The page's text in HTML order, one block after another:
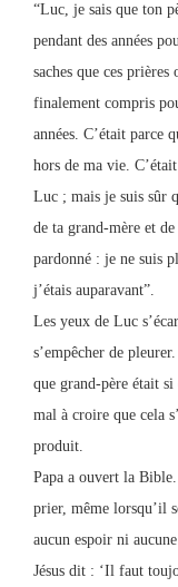
“Luc, je sais que ton
pendant des années
saches que ces prières
finalement compris
années. C’était parce
hors de ma vie.
Luc ; mais je suis sûr
de ta grand-mère et
pardonné : je ne suis
j’étais auparavant”.
Les yeux de Luc
s’empêcher de
que grand-père était
mal à croire que cela
produit.
Papa a ouvert la
prier, même lorsqu’il
aucun espoir ni
Jésus dit : ‘Il faut